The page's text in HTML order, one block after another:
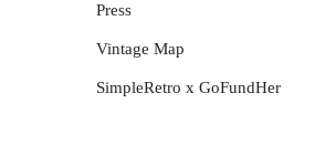
Press
Vintage Map
SimpleRetro x GoFundHer